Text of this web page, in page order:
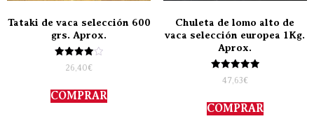
Tataki de vaca selección 600
grs. Aprox.
Valorado
con
de 5
26,40€
COMPRAR
Chuleta de lomo alto de
vaca selección europea 1Kg.
Aprox.
Valorado
con
de 5
47,63€
COMPRAR